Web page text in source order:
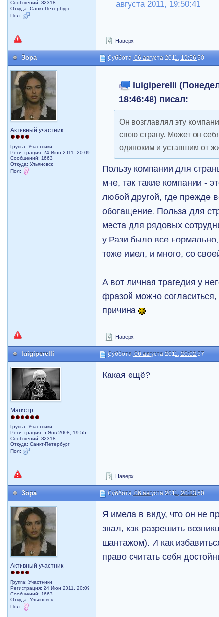
Сообщений: 32318
Откуда: Санкт-Петербург
Пол:
августа 2011, 19:50:41
Наверх
Зора Суббота, 06 августа 2011, 19:56:50
Активный участник
Группа: Участники
Регистрация: 24 Июн 2011, 20:09
Сообщений: 1663
Откуда: Ульяновск
Пол:
luigiperelli
18:46:48) писал:
Он возглавлял эту
свою страну. Может он
одиноким и уставшим от
Пользу компании для
мне, так такие компании -
любой другой, где прежде
обогащение. Польза для
места для рядовых
у Рази было все
тоже имел, и много, со
А вот личная трагедия у
фразой можно
причина
Наверх
luigiperelli Суббота, 06 августа 2011, 20:02:57
Магистр
Группа: Участники
Регистрация: 5 Янв 2008, 19:55
Сообщений: 32318
Откуда: Санкт-Петербург
Пол:
Какая ещё?
Наверх
Зора Суббота, 06 августа 2011, 20:23:50
Активный участник
Группа: Участники
Регистрация: 24 Июн 2011, 20:09
Сообщений: 1663
Откуда: Ульяновск
Пол:
Я имела в виду, что он не
знал, как разрешить
шантажом). И как
право считать себя